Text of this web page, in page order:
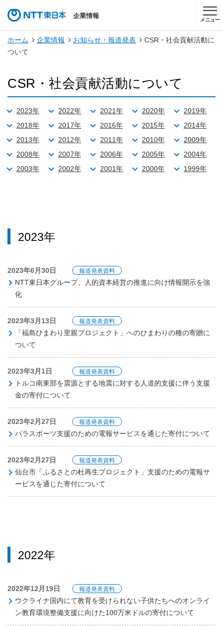
企業情報
メニュー
ホーム 企業情報 お知らせ・報道発表
CSR・社会貢献活動に
ついて
CSR・社会貢献活動について
2023年 2022年 2021年 2020年
2019年
2018年
2017年 2016年 2015年
2014年
2013年
2012年 2011年 2010年
2009年
2008年
2007年 2006年 2005年
2004年
2003年
2002年 2001年 2000年 1999年
2023年
2023年6月30日 報道発表資料
NTT東日本グループ、人的資本経営の推進に向け情報開示を強
化
2023年3月13日 報道発表資料
「福島ひまわり里親プロジェクト」へのひまわりの種の寄贈に
ついて
2023年3月1日 報道発表資料
トルコ南東部を震源とする地震に対する人道的支援に伴う支援
金の寄付について
2023年2月27日 報道発表資料
パラスポーツ支援のための電報サービスを通じた寄付について
2023年2月27日 報道発表資料
仙台市「ふるさとの杜再生プロジェクト」支援のための電報サ
ービスを通じた寄付について
2022年
2022年12月19日 報道発表資料
ウクライナ国内にて教育を受けられない子供たちへのオンライ
ン教育環境整備支援に向けた100万米ドルの寄付について